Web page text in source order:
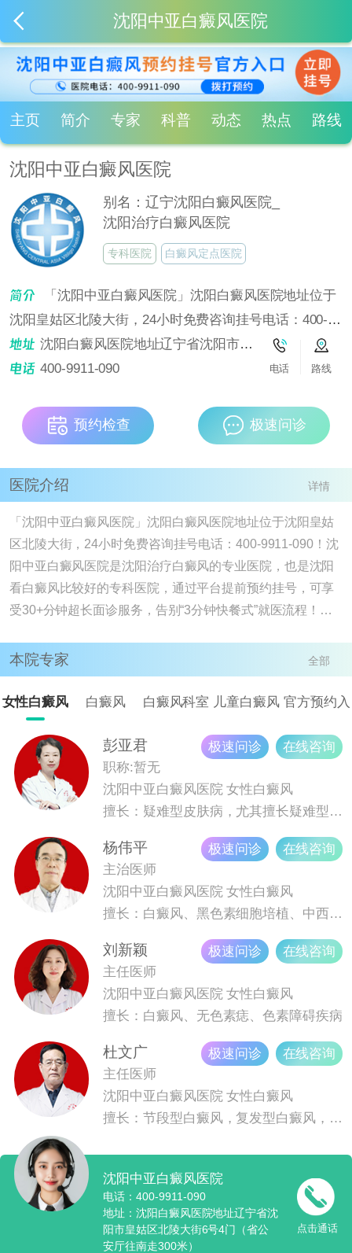
沈阳中亚白癜风医院
主页 简介 专家 科普 动态 热点 路线
沈阳中亚白癜风医院
别名：辽宁沈阳白癜风医院_
沈阳治疗白癜风医院
专科医院 白癜风定点医院
「沈阳中亚白癜风医院」沈阳白癜风医院地址位于
沈阳皇姑区北陵大街，24小时免费咨询挂号电话：400-
9911-090！沈阳中亚白癜风医院是沈阳治疗白癜风的专业
医院，也是沈阳看白癜风比较好的专科医院，通过
[详情]
沈阳白癜风医院地址辽宁省沈阳市皇姑区北陵大街6号4门（省公安厅往南走300米）
400-9911-090
电话 路线
预约检查 极速问诊
医院介绍 详情
「沈阳中亚白癜风医院」沈阳白癜风医院地址位于沈阳皇姑
区北陵大街，24小时免费咨询挂号电话：400-9911-090！沈
阳中亚白癜风医院是沈阳治疗白癜风的专业医院，也是沈阳
看白癜风比较好的专科医院，通过平台提前预约挂号，可享
受30+分钟超长面诊服务，告别“3分钟快餐式”就医流程！我
色素细胞培植技术，德国311窄谱uvb、药离子熏蒸、中药外
敷等，满足大家多样的治疗需求。沈阳治疗白癜风去沈阳中
亚白癜风医院，该医院属于白癜风治疗专科医院， 现有多个
科室，特色科室为晕痣型白癜风，复发型白癜风，儿童白癜
风，青少年白癜风等。医院坚持以患者为中心，引进的设备3
08在治疗白癜风上面取得很好的效果，探索医学技术，为白
癜风患者提供健康服务。沈阳中亚白癜风医院强势入驻挂号
平台“健康160”“健康之路”优质白癜风专业挂号平台，直接进
就医时间！
本院专家 全部
女性白癜风 白癜风 白癜风科室 儿童白癜风
科
官方预约入
口
彭亚君
职称:暂无
沈阳中亚白癜风医院女性白癜风
擅长：疑难型皮肤病，尤其擅长疑难型、久治不愈型白癜风诊疗。
极速问诊 在线咨询
杨伟平
主治医师
沈阳中亚白癜风医院女性白癜风
擅长：白癜风、黑色素细胞培植、中西医结合治疗白癜风
极速问诊 在线咨询
刘新颖
主任医师
沈阳中亚白癜风医院女性白癜风
擅长：白癜风、无色素痣、色素障碍疾病
极速问诊 在线咨询
杜文广
主任医师
沈阳中亚白癜风医院女性白癜风
擅长：节段型白癜风，复发型白癜风，青少儿白癜风
极速问诊 在线咨询
沈阳中亚白癜风医院
电话：400-9911-090
地址：沈阳白癜风医院地址辽宁省沈
阳市皇姑区北陵大街6号4门（省公
安厅往南走300米）
点击通话